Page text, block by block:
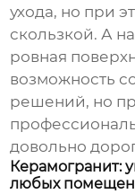
ухода, но при
скользкой. А
ровная
возможность
решений, но
довольно
Керамогранит:
любых